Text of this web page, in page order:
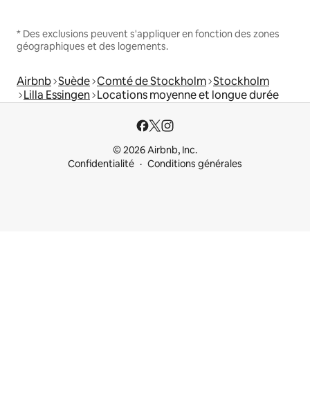
* Des exclusions peuvent s'appliquer en fonction des zones
géographiques et des logements.
Airbnb Suède Comté de Stockholm Stockholm
Lilla Essingen Locations moyenne et longue durée
© 2026 Airbnb, Inc.
Confidentialité
Conditions générales